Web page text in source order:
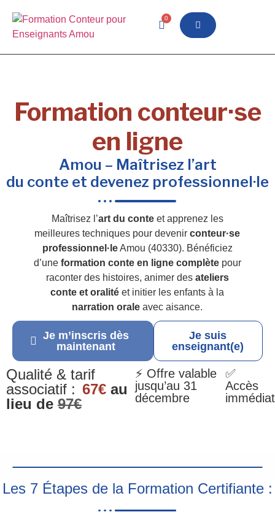
0
Formation conteur·se
en ligne
Amou – Maîtrisez l’art
du conte et devenez professionnel·le
Maîtrisez l’art du conteet apprenez les
meilleures techniques pour devenirconteur·se
professionnel·leAmou (40330). Bénéficiez
d’une formation conte en ligne complètepour
raconter des histoires, animer des ateliers
conte et oralité et initier les enfants à la
narration orale avec aisance.
Je m’inscris dès
maintenant
Je suis
enseignant(e)
Qualité & tarif
associatif : 67€ au
lieu de 97€
⚡ Offre valable
jusqu’au 31
décembre
✅
Accès
immédiat
Les 7 Étapes de la Formation Certifiante :